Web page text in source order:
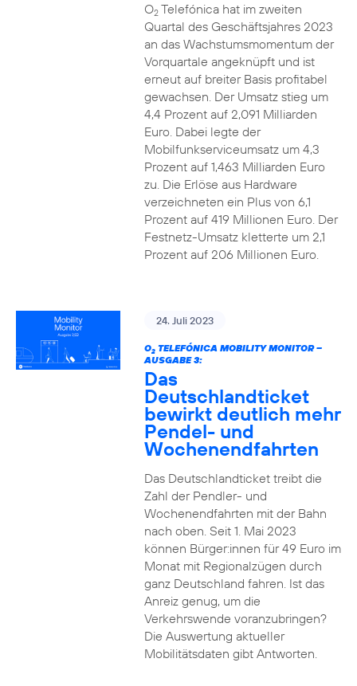
O2Telefónica hat im zweiten
Quartal des Geschäftsjahres 2023
an das Wachstumsmomentum der
Vorquartale angeknüpft und ist
erneut auf breiter Basis profitabel
gewachsen. Der Umsatz stieg um
4,4 Prozent auf 2,091 Milliarden
Euro. Dabei legte der
Mobilfunkserviceumsatz um 4,3
Prozent auf 1,463 Milliarden Euro
zu. Die Erlöse aus Hardware
verzeichneten ein Plus von 6,1
Prozent auf 419 Millionen Euro. Der
Festnetz-Umsatz kletterte um 2,1
Prozent auf 206 Millionen Euro.
24. Juli 2023
O2TELEFÓNICA MOBILITY MONITOR –
AUSGABE 3:
Das
Deutschlandticket
bewirkt deutlich mehr
Pendel- und
Wochenendfahrten
Das Deutschlandticket treibt die
Zahl der Pendler- und
Wochenendfahrten mit der Bahn
nach oben. Seit 1. Mai 2023
können Bürger:innen für 49 Euro im
Monat mit Regionalzügen durch
ganz Deutschland fahren. Ist das
Anreiz genug, um die
Verkehrswende voranzubringen?
Die Auswertung aktueller
Mobilitätsdaten gibt Antworten.